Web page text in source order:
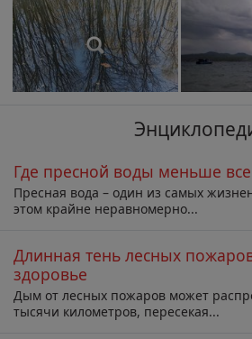
Где пресной воды меньше
Пресная вода – один из самых
этом крайне неравномерно...
Длинная тень лесных
здоровье
Дым от лесных пожаров может
тысячи километров, пересекая...